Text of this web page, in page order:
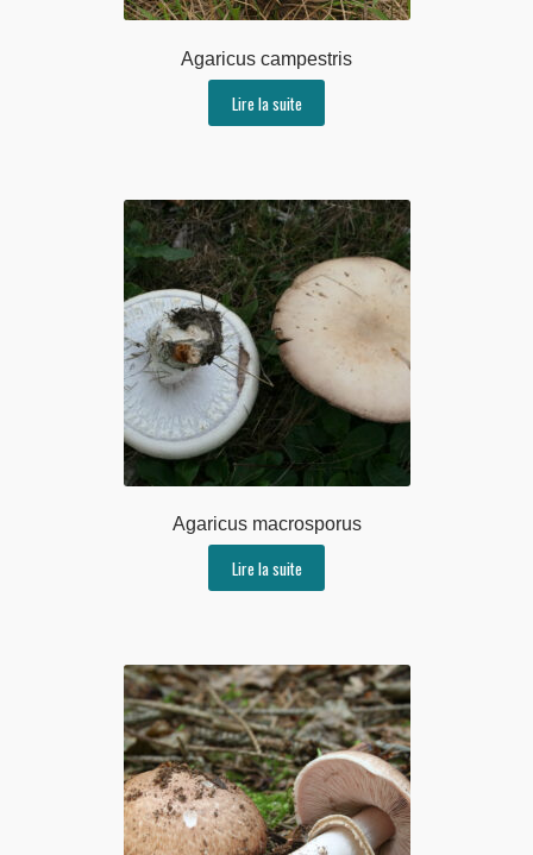
Agaricus campestris
Lire la suite
Agaricus macrosporus
Lire la suite